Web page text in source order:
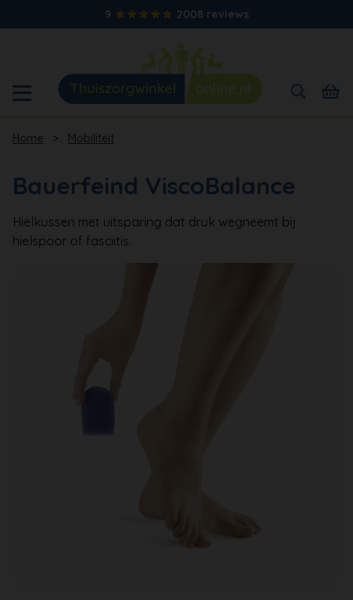
9 2008 reviews
Home > Mobiliteit
Bauerfeind ViscoBalance
Hielkussen met uitsparing dat druk wegneemt bij
hielspoor of fasciitis.